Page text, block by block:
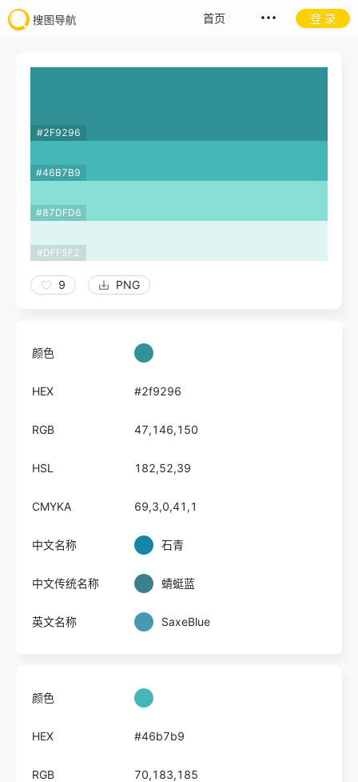
首页 登 录
#2F9296
#46B7B9
#87DFD6
#DFF5F2
9 PNG
颜色
HEX #2f9296
RGB 47,146,150
HSL 182,52,39
CMYKA 69,3,0,41,1
中文名称 石青
中文传统名称 蜻蜓蓝
英文名称 SaxeBlue
颜色
HEX #46b7b9
RGB 70,183,185